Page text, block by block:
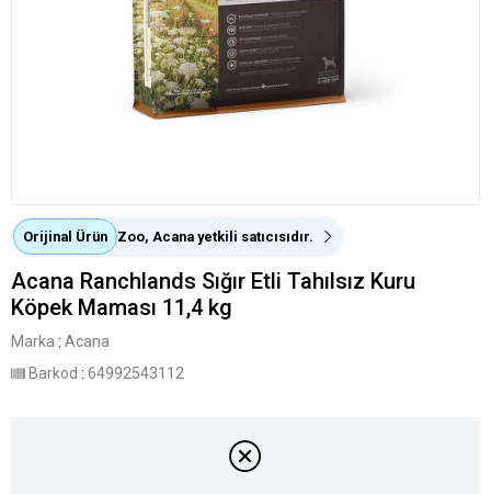
Orijinal Ürün Zoo, Acana yetkili satıcısıdır.
Acana Ranchlands Sığır Etli Tahılsız Kuru
Köpek Maması 11,4 kg
Marka : Acana
Barkod : 64992543112